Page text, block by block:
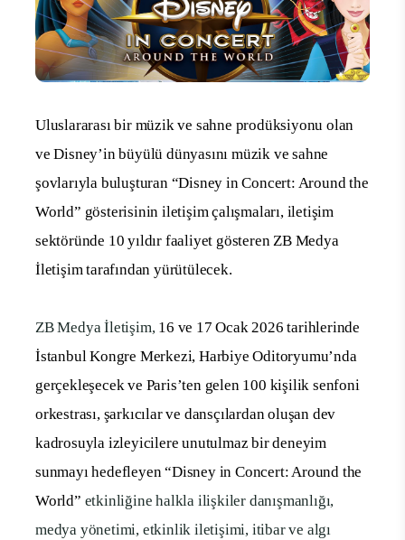
Uluslararası bir müzik ve sahne prodüksiyonu olan
ve Disney’in büyülü dünyasını müzik ve sahne
şovlarıyla buluşturan “Disney in Concert: Around the
World” gösterisinin iletişim çalışmaları, iletişim
sektöründe 10 yıldır faaliyet gösteren ZB Medya
İletişim tarafından yürütülecek.
ZB Medya İletişim, 16 ve 17 Ocak 2026 tarihlerinde
İstanbul Kongre Merkezi, Harbiye Oditoryumu’nda
gerçekleşecek ve Paris’ten gelen 100 kişilik senfoni
orkestrası, şarkıcılar ve dansçılardan oluşan dev
kadrosuyla izleyicilere unutulmaz bir deneyim
sunmayı hedefleyen“Disney in Concert: Around the
World” etkinliğine halkla ilişkiler danışmanlığı,
medya yönetimi, etkinlik iletişimi, itibar ve algı